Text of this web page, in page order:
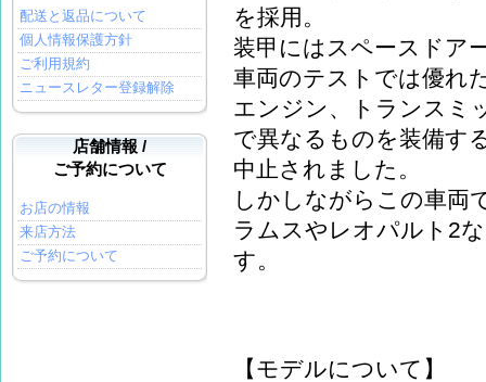
配送と返品について
個人情報保護方針
ご利用規約
ニュースレター登録解除
店舗情報 /
ご予約について
お店の情報
来店方法
ご予約について
を採用。
装甲にはスペースドア
車両のテストでは優れ
エンジン、トランスミ
で異なるものを装備す
中止されました。
しかしながらこの車両
ラムスやレオパルト2
す。
【モデルについて】